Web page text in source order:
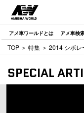
アメ車ワールドとは アメ車検
TOP ＞ 特集 ＞ 2014 シボ
SPECIAL